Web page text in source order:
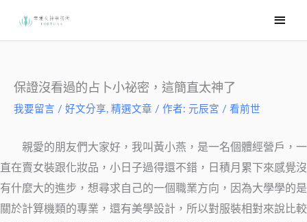
要
保證沒看過的占卜小祕密，這簡直太神了
我要留言 / 好文分享, 精選文章 / 作者: 元辰宮 / 看前世
親愛的朋友們大家好，我叫黃小燕，是一名個體經營戶，一
直在賣女裝跟化妝品，小日子過得還不錯，日積月累下來感覺沒
有什麼大的進步，想尋求自己的一個職業方向，因為大學學的是
關於計算機類的專業，還有美學設計，所以對服裝相對來說比較